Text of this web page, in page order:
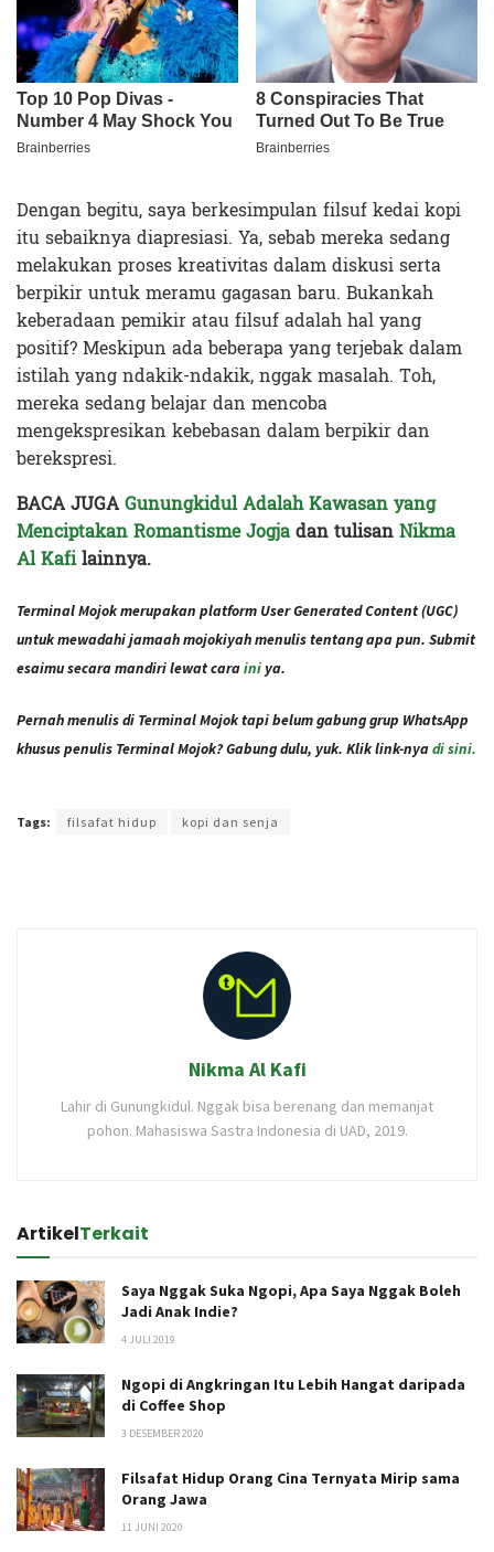
Dengan begitu, saya berkesimpulan filsuf kedai kopi
itu sebaiknya diapresiasi. Ya, sebab mereka sedang
melakukan proses kreativitas dalam diskusi serta
berpikir untuk meramu gagasan baru. Bukankah
keberadaan pemikir atau filsuf adalah hal yang
positif? Meskipun ada beberapa yang terjebak dalam
istilah yang ndakik-ndakik, nggak masalah. Toh,
mereka sedang belajar dan mencoba
mengekspresikan kebebasan dalam berpikir dan
berekspresi.
BACA JUGAGunungkidul Adalah Kawasan yang
Menciptakan Romantisme Jogjadan tulisanNikma
Al Kafilainnya.
Terminal Mojok merupakan platform User Generated Content (UGC)
untuk mewadahi jamaah mojokiyah menulis tentang apa pun. Submit
esaimu secara mandiri lewat caraini ya.
Pernah menulis di Terminal Mojok tapi belum gabung grup WhatsApp
khusus penulis Terminal Mojok? Gabung dulu, yuk. Klik link-nyadi sini.
Tags: filsafat hidup kopi dan senja
Nikma Al Kafi
Lahir di Gunungkidul. Nggak bisa berenang dan memanjat
pohon. Mahasiswa Sastra Indonesia di UAD, 2019.
ArtikelTerkait
Saya Nggak Suka Ngopi, Apa Saya Nggak Boleh
Jadi Anak Indie?
4 JULI 2019
Ngopi di Angkringan Itu Lebih Hangat daripada
di Coffee Shop
3 DESEMBER 2020
Filsafat Hidup Orang Cina Ternyata Mirip sama
Orang Jawa
11 JUNI 2020